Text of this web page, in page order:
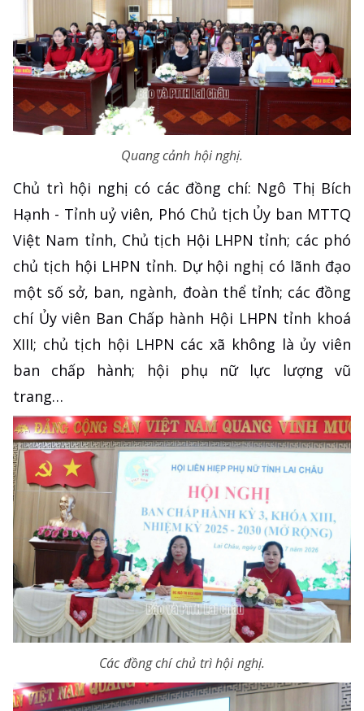
Quang cảnh hội nghị.
Chủ trì hội nghị có các đồng chí: Ngô Thị Bích
Hạnh - Tỉnh uỷ viên, Phó Chủ tịch Ủy ban MTTQ
Việt Nam tỉnh, Chủ tịch Hội LHPN tỉnh; các phó
chủ tịch hội LHPN tỉnh. Dự hội nghị có lãnh đạo
một số sở, ban, ngành, đoàn thể tỉnh; các đồng
chí Ủy viên Ban Chấp hành Hội LHPN tỉnh khoá
XIII; chủ tịch hội LHPN các xã không là ủy viên
ban chấp hành; hội phụ nữ lực lượng vũ
trang…
Các đồng chí chủ trì hội nghị.